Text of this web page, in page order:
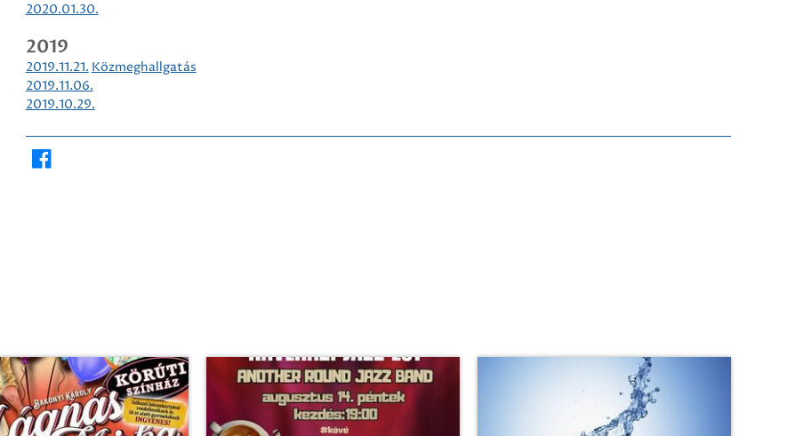
2020.01.30.
2019
2019.11.21. Közmeghallgatás
2019.11.06.
2019.10.29.